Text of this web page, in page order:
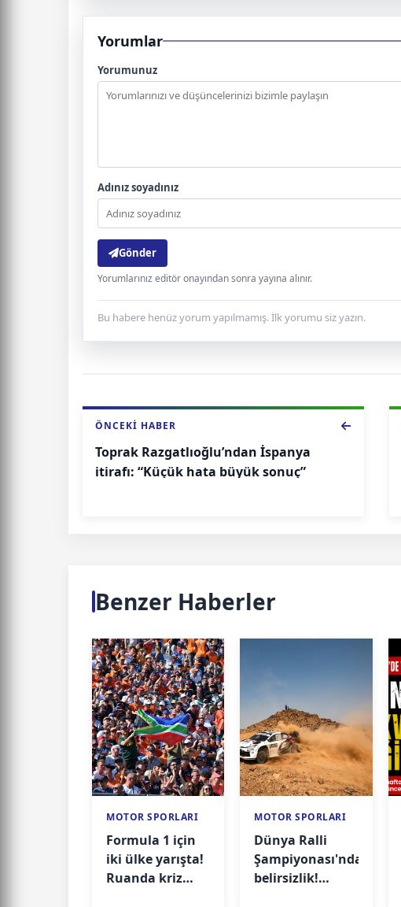
Yorumlar
Yorumunuz
Adınız soyadınız
Gönder
Yorumlarınız editör onayından sonra yayına alınır.
Bu habere henüz yorum yapılmamış. İlk yorumu siz yazın.
ÖNCEKI HABER
Toprak Razgatlıoğlu’ndan İspanya
itirafı: “Küçük hata büyük sonuç”
Benzer Haberler
MOTOR SPORLARI
Formula 1 için
iki ülke yarışta!
Ruanda kriz
MOTOR SPORLARI
Dünya Ralli
Şampiyonası'nda
belirsizlik!